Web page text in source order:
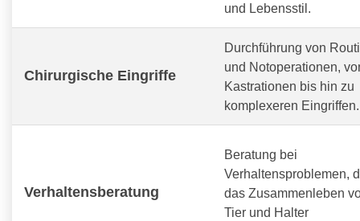
und Lebensstil.
Chirurgische Eingriffe
Durchführung von
und Notoperationen,
Kastrationen bis hin zu
komplexeren Eingriffen.
Verhaltensberatung
Beratung bei
Verhaltensproblemen,
das Zusammenleben
Tier und Halter